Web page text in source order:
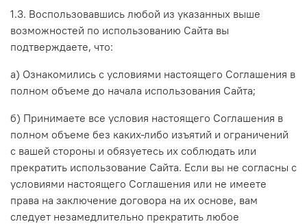
1.3. Воспользовавшись любой из указанных выше
возможностей по использованию Сайта вы
подтверждаете, что:
а) Ознакомились с условиями настоящего Соглашения в
полном объеме до начала использования Сайта;
б) Принимаете все условия настоящего Соглашения в
полном объеме без каких-либо изъятий и ограничений
с вашей стороны и обязуетесь их соблюдать или
прекратить использование Сайта. Если вы не согласны с
условиями настоящего Соглашения или не имеете
права на заключение договора на их основе, вам
следует незамедлительно прекратить любое